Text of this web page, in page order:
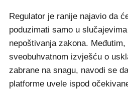
Regulator je ranije najavio da
poduzimati samo u
nepoštivanja zakona. Međutim,
sveobuhvatnom izvješću o
zabrane na snagu, navodi se
platforme uvele ispod